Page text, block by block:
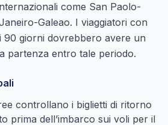
come San Paolo-
Galeao. I viaggiatori con
90 giorni dovrebbero avere un
partenza entro tale periodo.
controllano i biglietti di ritorno
prima dell’imbarco sui voli per il